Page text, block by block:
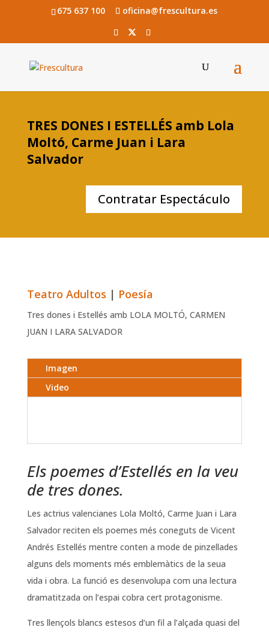
675 637 100 oficina@frescultura.es
TRES DONES I ESTELLÉS amb Lola
Moltó, Carme Juan i Lara
Salvador
Contratar Espectáculo
Teatro Adultos | Poesía
Tres dones i Estellés amb LOLA MOLTÓ, CARMEN
JUAN I LARA SALVADOR
Imagen
Video
Els poemes d’Estellés en la veu
de tres dones.
Les actrius valencianes Lola Moltó, Carme Juan i Lara
Salvador reciten els poemes més coneguts de Vicent
Andrés Estellés mentre conten a mode de pinzellades
alguns dels moments més emblemàtics de la seua
vida i obra. La funció es desenvolupa com una lectura
dramatitzada on l’espai cobra cert protagonisme.
Tres llençols blancs estesos d’un fil a l’alçada quasi del